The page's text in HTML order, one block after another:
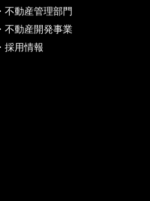
・不動産管理部門
・不動産開発事業
・採用情報